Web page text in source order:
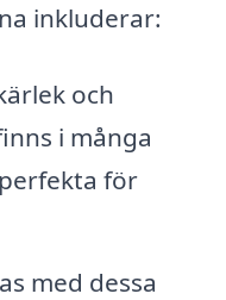
inkluderar:
och
i många
för
med dessa